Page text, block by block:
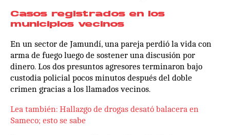
Casos registrados en los
municipios vecinos
En un sector de Jamundí, una pareja perdió la vida con
arma de fuego luego de sostener una discusión por
dinero. Los dos presuntos agresores terminaron bajo
custodia policial pocos minutos después del doble
crimen gracias a los llamados vecinos.
Lea también: Hallazgo de drogas desató balacera en
Sameco; esto se sabe